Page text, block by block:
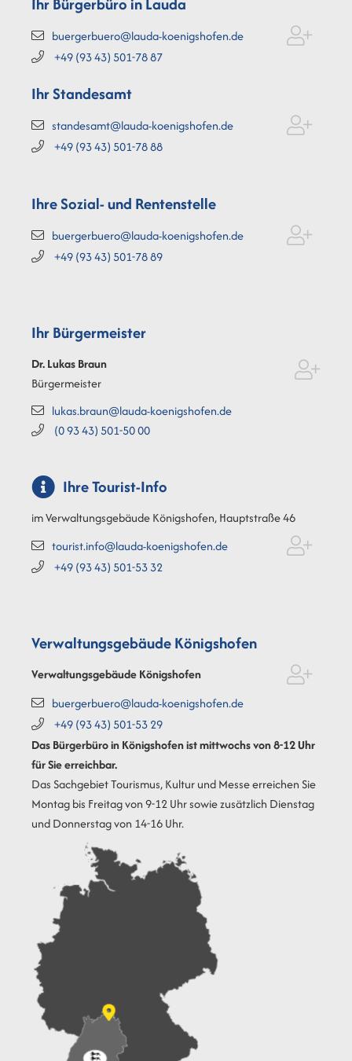
buergerbuero@lauda-koenigshofen.de
+49 (9343) 501-7887
Ihr Standesamt
standesamt@lauda-koenigshofen.de
+49 (9343) 501-7888
Ihre Sozial- und Rentenstelle
buergerbuero@lauda-koenigshofen.de
+49 (9343) 501-7889
Ihr Bürgermeister
Dr. LukasBraun
Bürgermeister
lukas.braun@lauda-koenigshofen.de
(09343) 501-5000
Ihre Tourist-Info
im Verwaltungsgebäude Königshofen, Hauptstraße 46
tourist.info@lauda-koenigshofen.de
+49 (9343) 501-5332
Verwaltungsgebäude Königshofen
Verwaltungsgebäude Königshofen
buergerbuero@lauda-koenigshofen.de
+49 (9343) 501-5329
Das Bürgerbüro in Königshofen ist mittwochs von 8-12 Uhr
für Sie erreichbar.
Das Sachgebiet Tourismus, Kultur und Messe erreichen Sie
Montag bis Freitag von 9-12 Uhr sowie zusätzlich Dienstag
und Donnerstag von 14-16 Uhr.